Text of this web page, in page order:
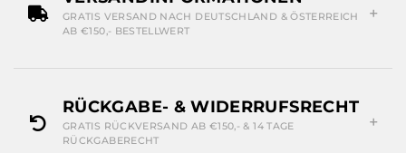
GRATIS VERSAND NACH DEUTSCHLAND & ÖSTERREICH
AB €150,- BESTELLWERT
RÜCKGABE- & WIDERRUFSRECHT
GRATIS RÜCKVERSAND AB €150,- & 14 TAGE
RÜCKGABERECHT